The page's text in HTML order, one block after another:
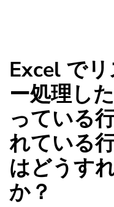
Excel で
ー処理し
っている
れている
はどうす
か？